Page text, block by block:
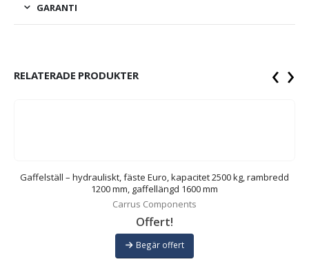
GARANTI
RELATERADE PRODUKTER
Gaffelställ – hydrauliskt, fäste Euro, kapacitet 2500 kg, rambredd
1200 mm, gaffellängd 1600 mm
Carrus Components
Offert!
Begär offert
‹ ›